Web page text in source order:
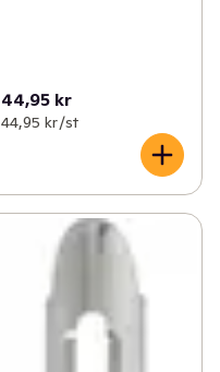
44,95 kr
44,95 kr /st